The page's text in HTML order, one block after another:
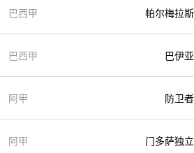
巴西甲 帕尔梅拉斯
巴西甲 巴伊亚
阿甲 防卫者
阿甲 门多萨独立